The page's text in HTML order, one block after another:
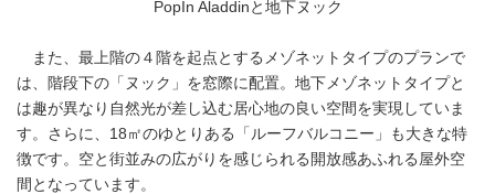
PopIn Aladdinと地下ヌック
また、最上階の４階を起点とするメゾネットタイプのプランで
は、階段下の「ヌック」を窓際に配置。地下メゾネットタイプと
は趣が異なり自然光が差し込む居心地の良い空間を実現していま
す。さらに、18㎡のゆとりある「ルーフバルコニー」も大きな特
徴です。空と街並みの広がりを感じられる開放感あふれる屋外空
間となっています。